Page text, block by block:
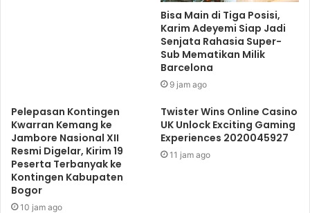
tertarik untuk menggelar tradisi cucurak di Kebun Raya
“Antusias warga yang datang untuk cucurak ternyata
lumayan. Tapi kami juga tetap menjaga protokol kesehatan,
jadi area cucurak kami yang nentuin sehingga tidak
berdekatan dengan kelompok lainnya,” tandasnya di laman
Kompas.com.
Cucurak
Bisa Main di Tiga Posisi,
Karim Adeyemi Siap Jadi
Senjata Rahasia Super-
Sub Mematikan Milik
Barcelona
9 jam ago
Pelepasan Kontingen
Kwarran Kemang ke
Jambore Nasional XII
Resmi Digelar, Kirim 19
Peserta Terbanyak ke
Kontingen Kabupaten
Bogor
10 jam ago
Twister Wins Online Casino
UK Unlock Exciting Gaming
Experiences 2020045927
11 jam ago